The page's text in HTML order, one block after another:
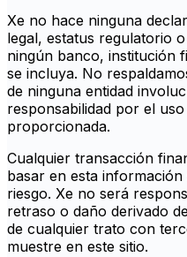
Xe no hace ninguna
legal, estatus regulatorio
ningún banco, institución
se incluya. No
de ninguna entidad
responsabilidad por el
proporcionada.
Cualquier transacción
basar en esta
riesgo. Xe no será
retraso o daño derivado
de cualquier trato con
muestre en este sitio.